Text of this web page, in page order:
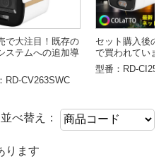
で大注目！既存の
ステムへの追加導
RD-CV263SWC
セット購入後の
で買われていま
型番：RD-CI253
並べ替え：
ります